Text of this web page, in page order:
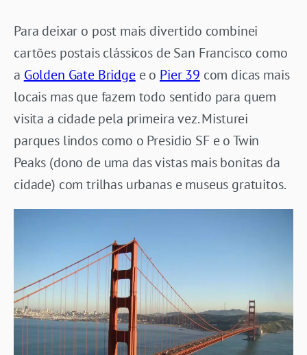
Para deixar o post mais divertido combinei
cartões postais clássicos de San Francisco como
a Golden Gate Bridgee o Pier 39 com dicas mais
locais mas que fazem todo sentido para quem
visita a cidade pela primeira vez. Misturei
parques lindos como o Presidio SF e o Twin
Peaks (dono de uma das vistas mais bonitas da
cidade) com trilhas urbanas e museus gratuitos.